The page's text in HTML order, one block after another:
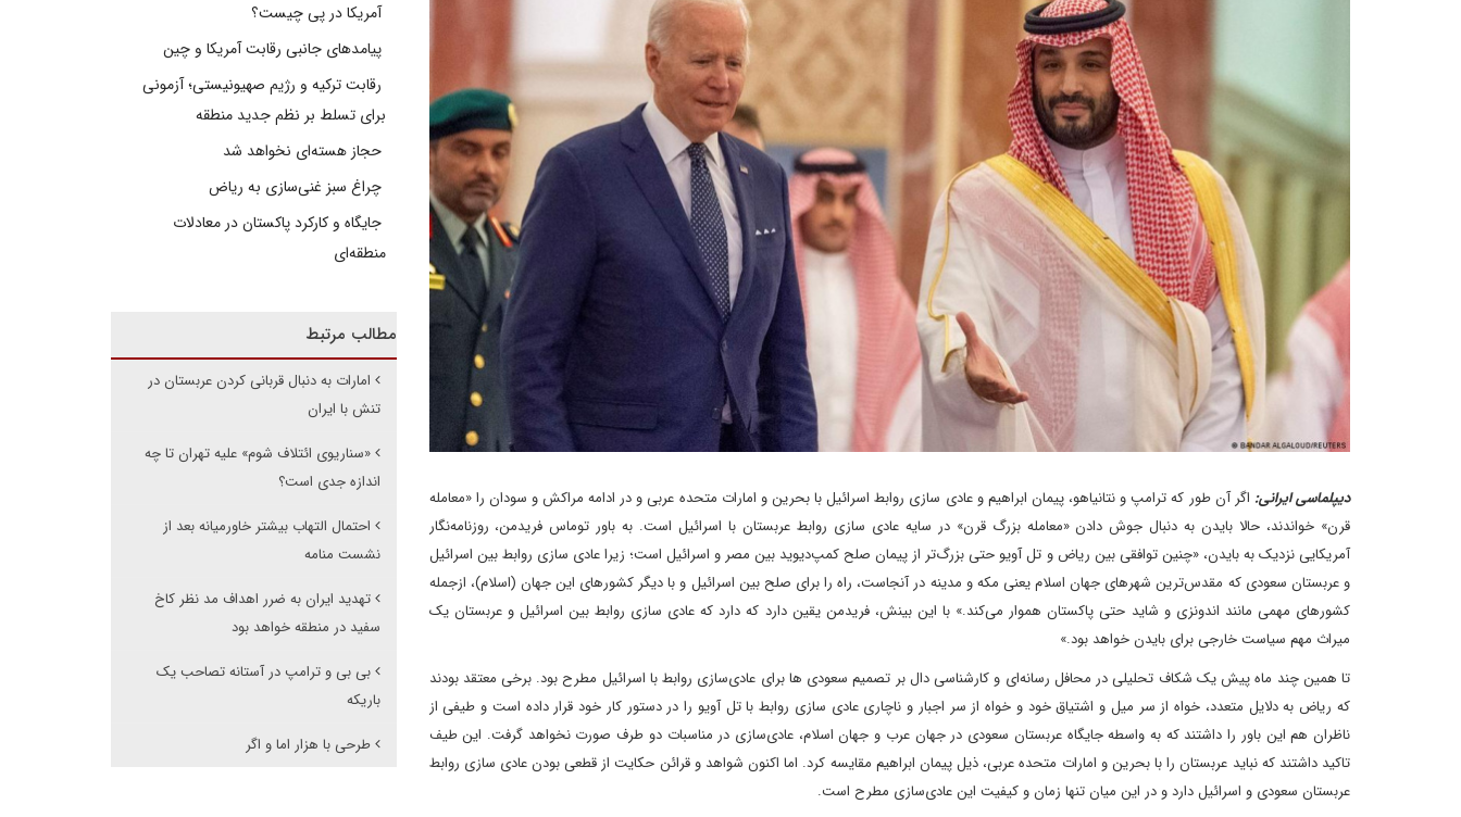
دیپلماسی ایرانی: اگر آن طور که ترامپ و نتانیاهو، پیمان ابراهیم و عادی سازی روابط اسرائیل با بحرین و امارات متحده عربی و در ادامه مراکش و سودان را «معامله
قرن» خواندند، حالا بایدن به دنبال جوش دادن «معامله بزرگ قرن» در سایه عادی سازی روابط عربستان با اسرائیل است. به باور توماس فریدمن، روزنامه‌نگار
آمریکایی نزدیک به بایدن، «چنین توافقی بین ریاض و تل آویو حتی بزرگ‌تر از پیمان صلح کمپ‌دیوید بین مصر و اسرائیل است؛ زیرا عادی سازی روابط بین اسرائیل
و عربستان سعودی که مقدس‌ترین شهر‌های جهان اسلام یعنی مکه و مدینه در آنجاست، راه را برای صلح بین اسرائیل و با دیگر کشورهای این جهان (اسلام)، از‌جمله
کشور‌های مهمی مانند اندونزی و شاید حتی پاکستان هموار می‌کند.» با این بینش، فریدمن یقین دارد که دارد که عادی سازی روابط بین اسرائیل و عربستان یک
میراث مهم سیاست خارجی برای بایدن خواهد بود.»
تا همین چند ماه پیش یک شکاف تحلیلی در محافل رسانه‌ای و کارشناسی دال بر تصمیم سعودی ها برای عادی‌سازی روابط با اسرائیل مطرح بود. برخی معتقد بودند
که ریاض به دلایل متعدد، خواه از سر میل و اشتیاق خود و خواه از سر اجبار و ناچاری عادی سازی روابط با تل آویو را در دستور کار خود قرار داده است و طیفی از
ناظران هم این باور را داشتند که به واسطه جایگاه عربستان سعودی در جهان عرب و جهان اسلام، عادی‌سازی در مناسبات دو طرف صورت نخواهد گرفت. این طیف
تاکید داشتند که نباید عربستان را با بحرین و امارات متحده عربی، ذیل پیمان ابراهیم مقایسه کرد. اما اکنون شواهد و قرائن حکایت از قطعی بودن عادی سازی روابط
عربستان سعودی و اسرائیل دارد و در این میان تنها زمان و کیفیت این عادی‌سازی مطرح است.
آمریکا در پی چیست؟
پیامدهای جانبی رقابت آمریکا و چین
رقابت ترکیه و رژیم صهیونیستی؛ آزمونی
برای تسلط بر نظم جدید منطقه
حجاز هسته‌ای نخواهد شد
چراغ سبز غنی‌سازی به ریاض
جایگاه و کارکرد پاکستان در معادلات
منطقه‌ای
مطالب مرتبط
امارات به دنبال قربانی کردن عربستان در
تنش با ایران
«سناریوی ائتلاف شوم» علیه تهران تا چه
اندازه جدی است؟
احتمال التهاب بیشتر خاورمیانه بعد از
نشست منامه
تهدید ایران به ضرر اهداف مد نظر کاخ
سفید در منطقه خواهد بود
بی بی و ترامپ در آستانه تصاحب یک
باریکه
طرحی با هزار اما و اگر